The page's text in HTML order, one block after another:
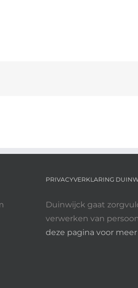
PRIVACYVERKLARING
Duinwijck gaat
verwerken van
deze pagina voor